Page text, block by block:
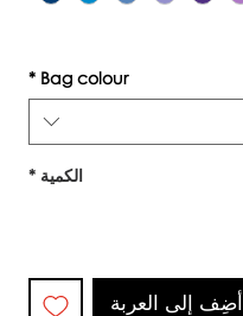
Bag colour
*
الكمية *
أضِف إلى العربة